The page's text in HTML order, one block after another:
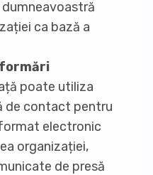
ca bază a
poate utiliza
de contact pentru
electronic
organizației,
de presă